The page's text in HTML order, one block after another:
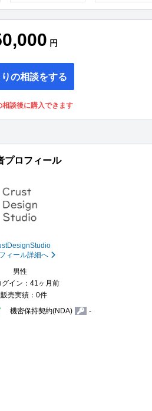
円
の相談をする
相談後に購入できます
プロフィール
ィール詳細へ
男性
グイン：41ヶ月前
売実績：0件
機密保持契約(NDA) -